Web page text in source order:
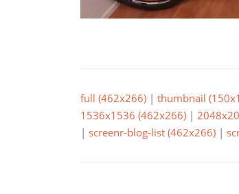
full (462x266) | thumbnail
1536x1536 (462x266) |
| screenr-blog-list (462x266) |